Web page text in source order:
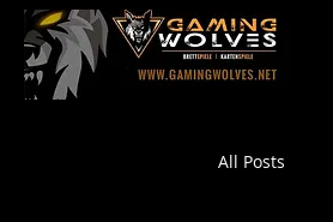
All Posts